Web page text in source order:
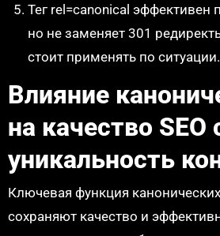
Тег rel=canonical эффективен
но не заменяет 301
стоит применять по ситуации.
Влияние
на качество
уникальность
Ключевая функция
сохраняют качество и